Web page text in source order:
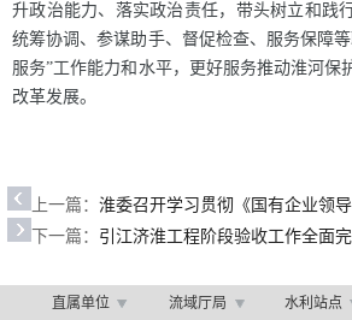
升政治能力、落实政治责任，带头树立和践
统筹协调、参谋助手、督促检查、服务保障
服务”工作能力和水平，更好服务推动淮河保
改革发展。
上一篇： 淮委召开学习贯彻《国有企业领
下一篇： 引江济淮工程阶段验收工作全面
直属单位 流域厅局 水利站点